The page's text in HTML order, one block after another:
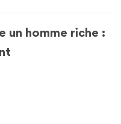
un homme riche :